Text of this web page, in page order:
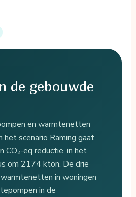
de gebouwde
en warmtenetten
het scenario Raming gaat
eq reductie, in het
om 2174 kton. De drie
in woningen
in de